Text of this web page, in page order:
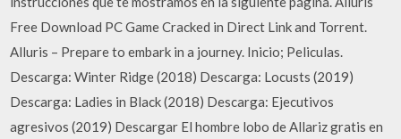
Free Download PC Game Cracked in Direct Link and Torrent.
Alluris – Prepare to embark in a journey. Inicio; Peliculas.
Descarga: Winter Ridge (2018) Descarga: Locusts (2019)
Descarga: Ladies in Black (2018) Descarga: Ejecutivos
agresivos (2019) Descargar El hombre lobo de Allariz gratis en